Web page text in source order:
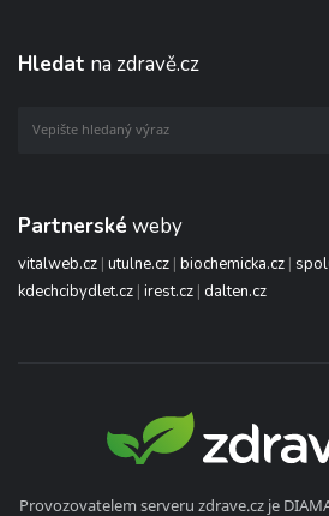
Hledat na zdravě.cz
Partnerské weby
vitalweb.cz | utulne.cz | biochemicka.cz |
kdechcibydlet.cz | irest.cz | dalten.cz
Provozovatelem serveru zdrave.cz je